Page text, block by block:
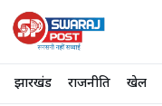
झारखंड राजनीति खेल